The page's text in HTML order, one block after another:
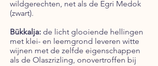
wildgerechten, net als de Egri Medok
(zwart).
Bükkalja: de licht glooiende hellingen
met klei- en leemgrond leveren witte
wijnen met de zelfde eigenschappen
als de Olaszrizling, onovertroffen bij